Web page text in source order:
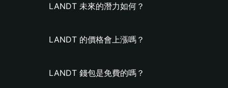
LANDT 未來的潛力如何？
LANDT 的價格會上漲嗎？
LANDT 錢包是免費的嗎？